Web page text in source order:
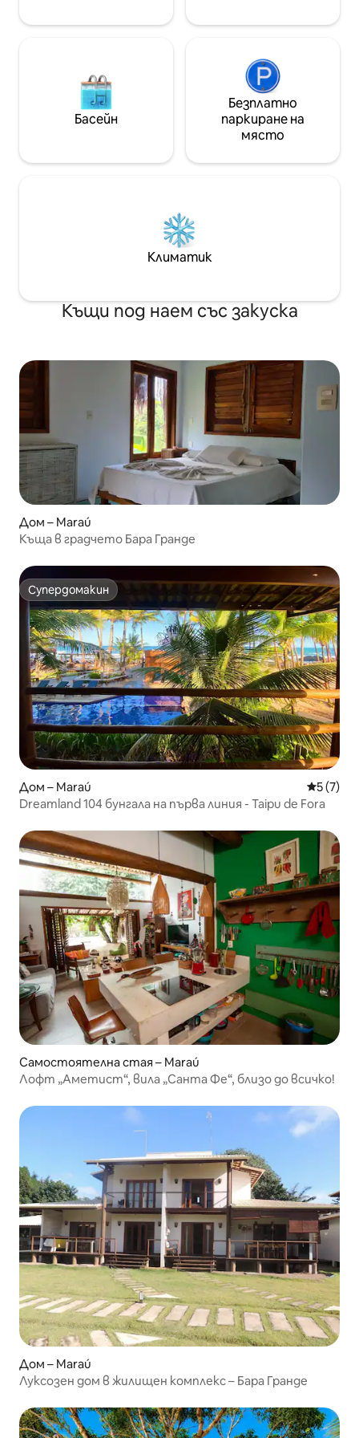
Басейн
Безплатно
паркиране на
място
Климатик
Къщи под наем със закуска
Дом – Maraú
Къща в градчето Бара Гранде
Супердомакин
Супердомакин
Дом – Maraú Средна
5 (7)
Dreamland 104 бунгала на първа линия - Taipu de Fora
Самостоятелна стая – Maraú
Лофт „Аметист“, вила „Санта Фе“, близо до всичко!
Дом – Maraú
Луксозен дом в жилищен комплекс – Бара Гранде